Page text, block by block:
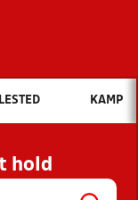
vil du søge efter?
OG NYHEDER
OG
KAMP
hold